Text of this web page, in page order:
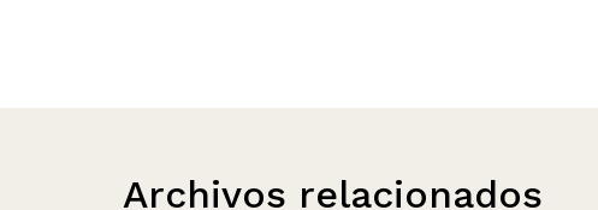
Archivos relacionados